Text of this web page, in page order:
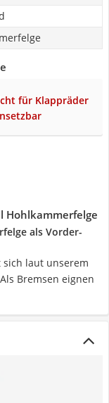
für Klappräder
Hohlkammerfelge
als Vorder-
sich laut unserem
Bremsen eignen